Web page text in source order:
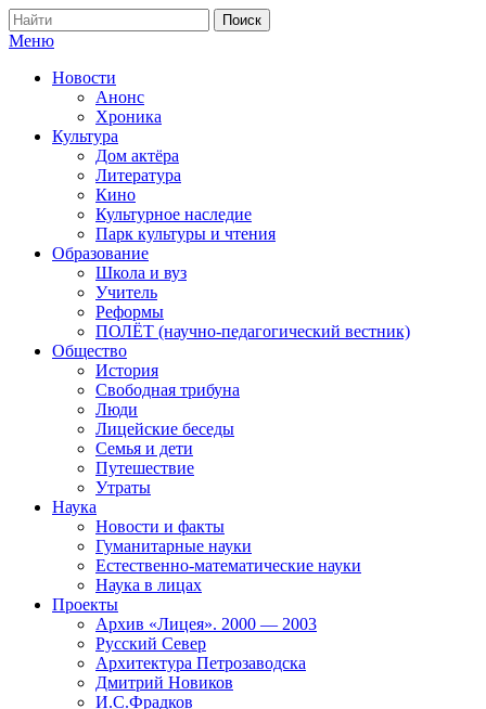
Меню
Новости
Анонс
Хроника
Культура
Дом актёра
Литература
Кино
Культурное наследие
Парк культуры и чтения
Образование
Школа и вуз
Учитель
Реформы
ПОЛЁТ (научно-педагогический вестник)
Общество
История
Свободная трибуна
Люди
Лицейские беседы
Семья и дети
Путешествие
Утраты
Наука
Новости и факты
Гуманитарные науки
Естественно-математические науки
Наука в лицах
Проекты
Архив «Лицея». 2000 — 2003
Русский Север
Архитектура Петрозаводска
Дмитрий Новиков
И.С.Фрадков